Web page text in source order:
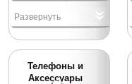
Развернуть
Телефоны и
Аксессуары